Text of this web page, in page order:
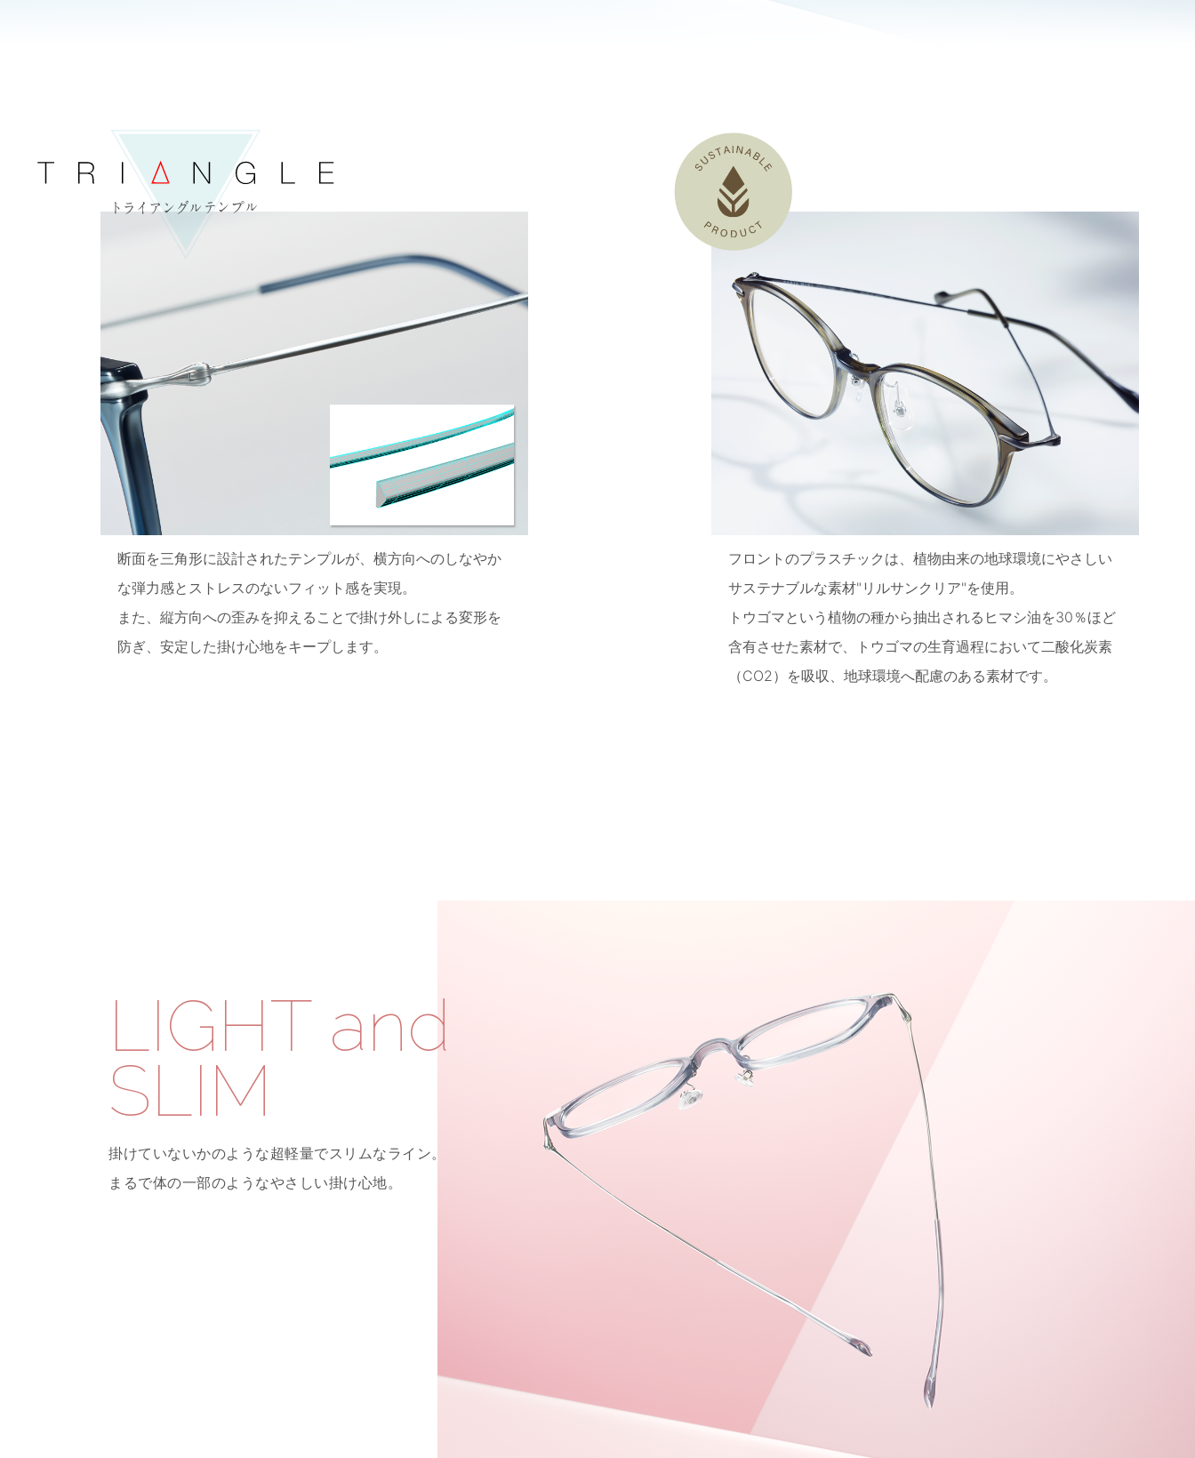
断面を三角形に設計されたテンプルが、横方向へのしなやか
な弾力感とストレスのないフィット感を実現。
また、縦方向への歪みを抑えることで掛け外しによる変形を
防ぎ、安定した掛け心地をキープします。
フロントのプラスチックは、植物由来の地球環境にやさしい
サステナブルな素材"リルサンクリア"を使用。
トウゴマという植物の種から抽出されるヒマシ油を30％ほど
含有させた素材で、トウゴマの生育過程において二酸化炭素
（CO2）を吸収、地球環境へ配慮のある素材です。
LIGHT and
SLIM
掛けていないかのような超軽量でスリムなライン。
まるで体の一部のようなやさしい掛け心地。